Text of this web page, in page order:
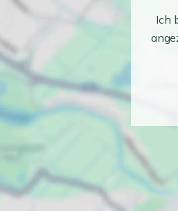
Ich